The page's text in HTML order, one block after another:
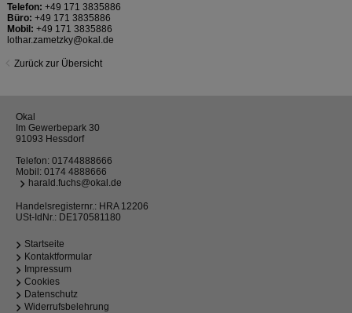
Telefon: +49 171 3835886
Büro: +49 171 3835886
Mobil: +49 171 3835886
lothar.zametzky@okal.de
Zurück zur Übersicht
Okal
Im Gewerbepark 30
91093 Hessdorf
Telefon: 01744888666
Mobil: 0174 4888666
harald.fuchs@okal.de
Handelsregisternr.: HRA 12206
USt-IdNr.: DE170581180
Startseite
Kontaktformular
Impressum
Cookies
Datenschutz
Widerrufsbelehrung